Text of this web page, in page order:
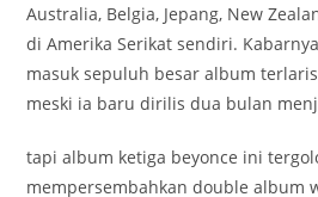
Australia, Belgia, Jepang, New
di Amerika Serikat sendiri.
masuk sepuluh besar album
meski ia baru dirilis dua bulan
tapi album ketiga beyonce ini
mempersembahkan double album